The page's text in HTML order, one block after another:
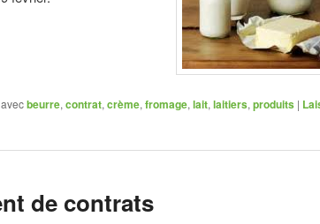
beurre, contrat, crème, fromage, lait, laitiers, produits |
de contrats